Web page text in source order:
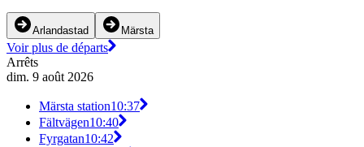
Arlandastad Märsta
Voir plus de départs
Arrêts
dim. 9 août 2026
Märsta station10:37
Fältvägen10:40
Fyrgatan10:42